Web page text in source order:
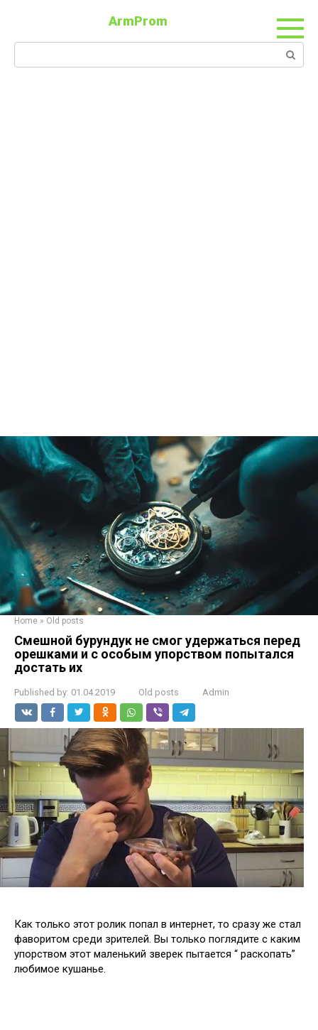
ArmProm
Home » Old posts
Смешной бурундук не смог удержаться перед
орешками и с особым упорством попытался
достать их
Published by: 01.04.2019 Old posts Admin
Как только этот ролик попал в интернет, то сразу же стал
фаворитом среди зрителей. Вы только поглядите с каким
упорством этот маленький зверек пытается “ раскопать”
любимое кушанье.